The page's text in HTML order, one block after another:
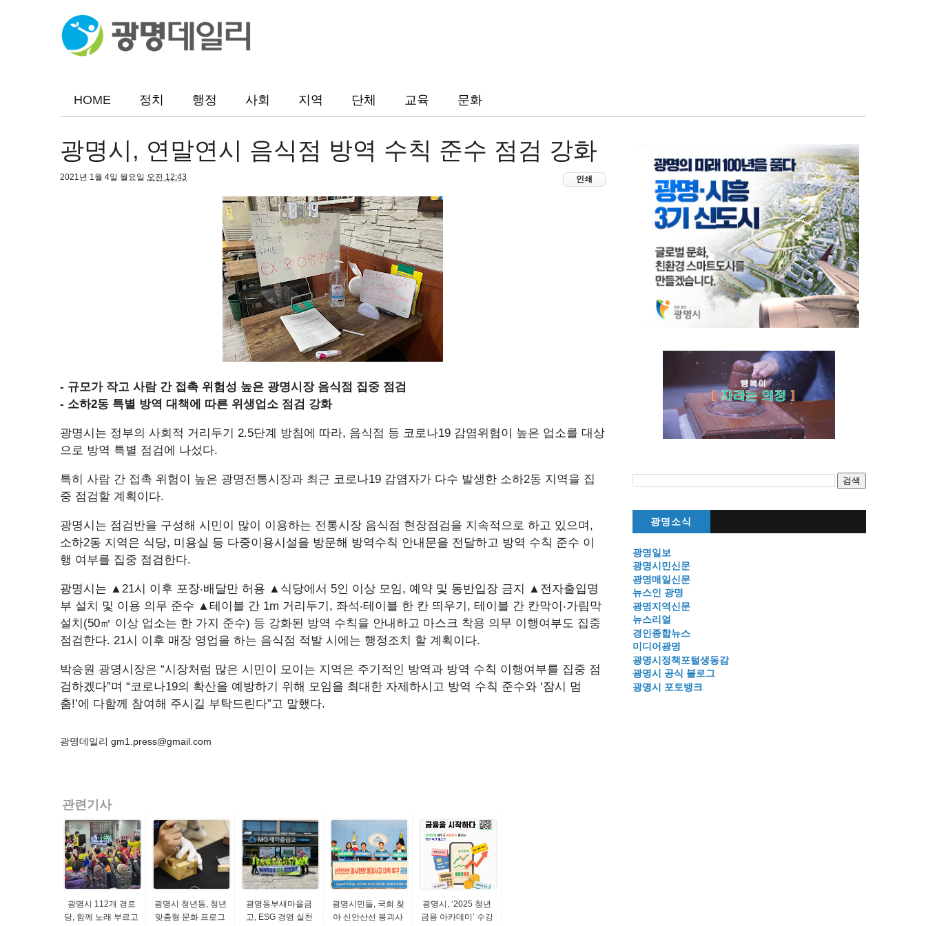
HOME 정치 행정 사회 지역 단체 교육 문화
광명시, 연말연시 음식점 방역 수칙 준수 점검 강화
2021년 1월 4일 월요일 오전 12:43 인쇄
- 규모가 작고 사람 간 접촉 위험성 높은 광명시장 음식점 집중 점검
- 소하2동 특별 방역 대책에 따른 위생업소 점검 강화
광명시는 정부의 사회적 거리두기 2.5단계 방침에 따라, 음식점 등 코로나19 감염위험이 높은 업소를 대상
으로 방역 특별 점검에 나섰다.
특히 사람 간 접촉 위험이 높은 광명전통시장과 최근 코로나19 감염자가 다수 발생한 소하2동 지역을 집
중 점검할 계획이다.
광명시는 점검반을 구성해 시민이 많이 이용하는 전통시장 음식점 현장점검을 지속적으로 하고 있으며,
소하2동 지역은 식당, 미용실 등 다중이용시설을 방문해 방역수칙 안내문을 전달하고 방역 수칙 준수 이
행 여부를 집중 점검한다.
광명시는 ▲21시 이후 포장‧배달만 허용 ▲식당에서 5인 이상 모임, 예약 및 동반입장 금지 ▲전자출입명
부 설치 및 이용 의무 준수 ▲테이블 간 1m 거리두기, 좌석‧테이블 한 칸 띄우기, 테이블 간 칸막이‧가림막
설치(50㎡ 이상 업소는 한 가지 준수) 등 강화된 방역 수칙을 안내하고 마스크 착용 의무 이행여부도 집중
점검한다. 21시 이후 매장 영업을 하는 음식점 적발 시에는 행정조치 할 계획이다.
박승원 광명시장은 “시장처럼 많은 시민이 모이는 지역은 주기적인 방역과 방역 수칙 이행여부를 집중 점
검하겠다”며 “코로나19의 확산을 예방하기 위해 모임을 최대한 자제하시고 방역 수칙 준수와 ‘잠시 멈
춤!’에 다함께 참여해 주시길 부탁드린다”고 말했다.
광명데일리 gm1.press@gmail.com
관련기사
광명시 112개 경로
당, 함께 노래 부르고
광명시 청년동, 청년
맞춤형 문화 프로그
광명동부새마을금
고, ESG 경영 실천
광명시민들, 국회 찾
아 신안산선 붕괴사
광명시, ‘2025 청년
금융 아카데미’ 수강
광명소식
광명일보
광명시민신문
광명매일신문
뉴스인 광명
광명지역신문
뉴스리얼
경인종합뉴스
미디어광명
광명시정책포털생동감
광명시 공식 블로그
광명시 포토뱅크